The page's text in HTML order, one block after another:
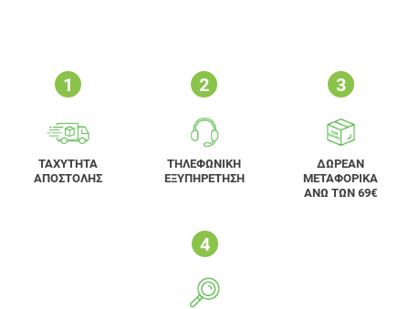
ΤΑΧΥΤΗΤΑ
ΑΠΟΣΤΟΛΗΣ
ΤΗΛΕΦΩΝΙΚΗ
ΕΞΥΠΗΡΕΤΗΣΗ
ΔΩΡΕΑΝ
ΜΕΤΑΦΟΡΙΚΑ
ΑΝΩ ΤΩΝ 69€